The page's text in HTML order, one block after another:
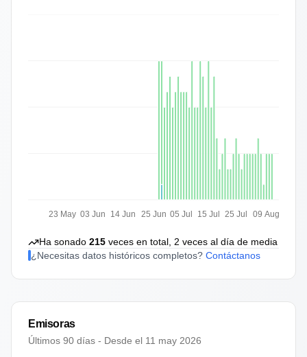
23 May 03 Jun 14 Jun 25 Jun 05 Jul 15 Jul 25 Jul 09 Aug
Ha sonado 215 veces en total, 2 veces al día de media
¿Necesitas datos históricos completos? Contáctanos
Emisoras
Últimos 90 días - Desde el 11 may 2026